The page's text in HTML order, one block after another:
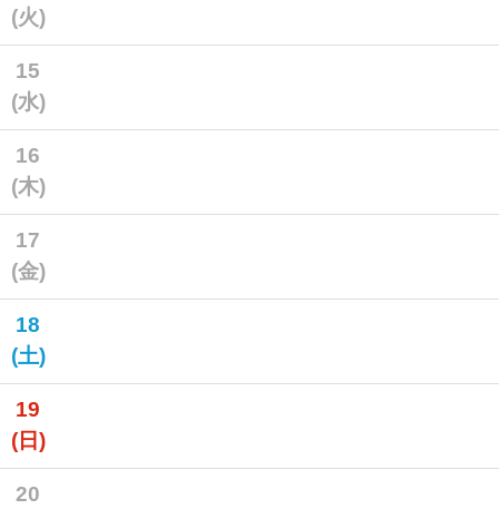
(火)
15
(水)
16
(木)
17
(金)
18
(土)
19
(日)
20